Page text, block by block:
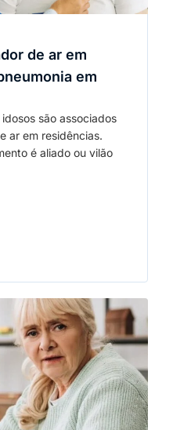
de ar em
em
são associados
ar em residências.
é aliado ou vilão